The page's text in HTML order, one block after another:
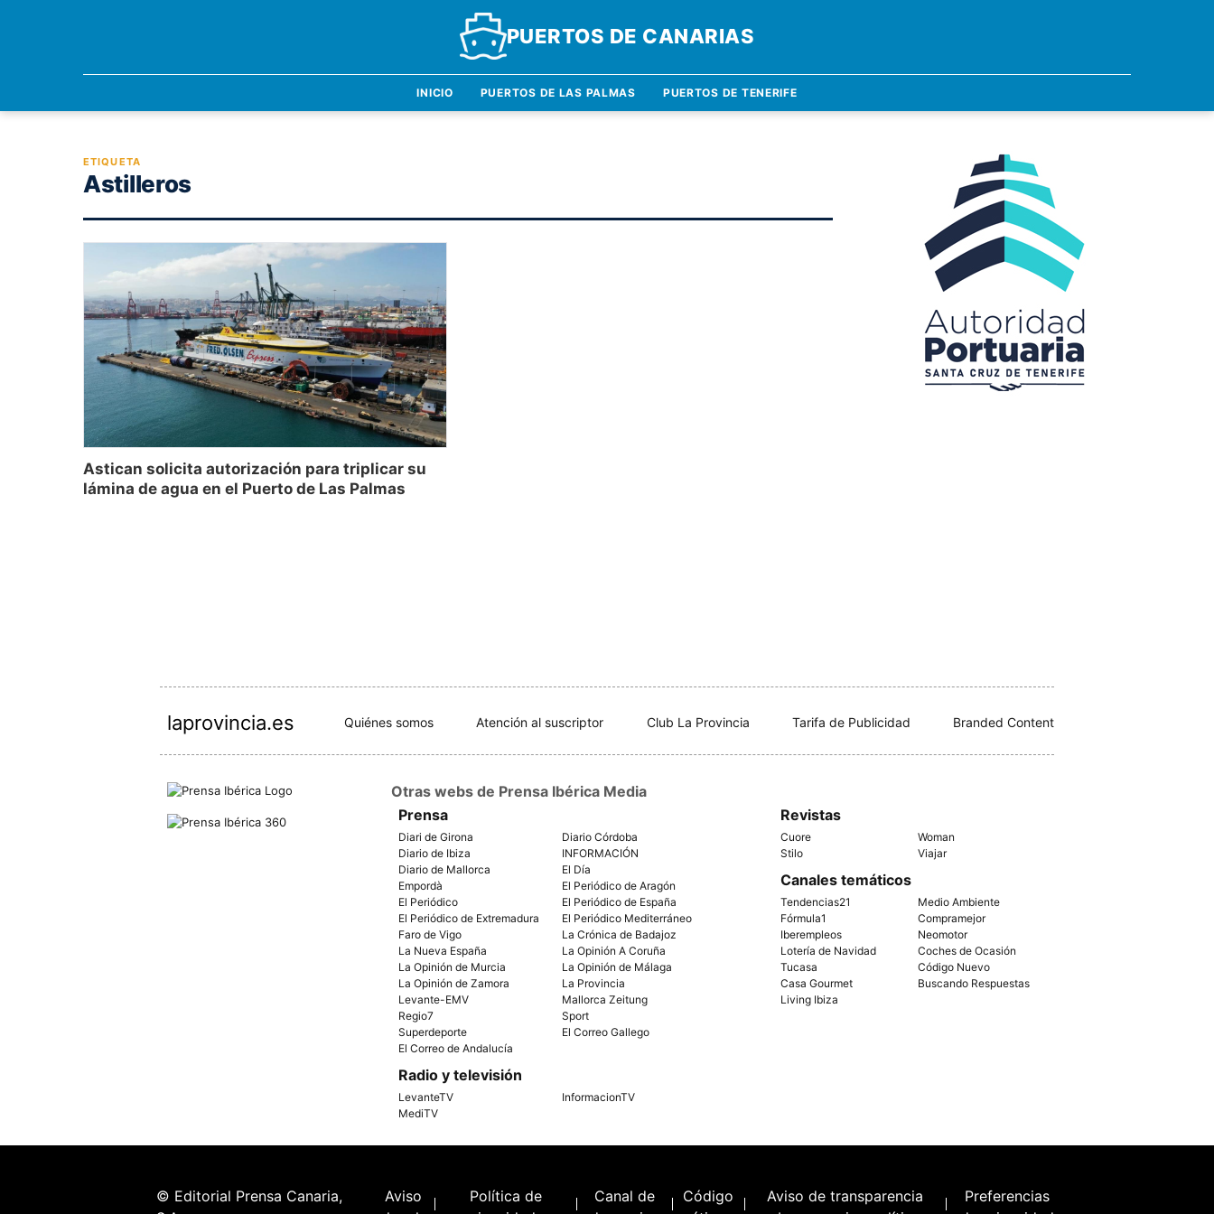
PUERTOS DE CANARIAS
INICIO PUERTOS DE LAS PALMAS PUERTOS DE TENERIFE
ETIQUETA
Astilleros
Astican solicita autorización para triplicar su
lámina de agua en el Puerto de Las Palmas
laprovincia.es Quiénes somos Atención al suscriptor Club La Provincia Tarifa de Publicidad Branded Content
Otras webs de Prensa Ibérica Media
Prensa
Diari de Girona
Diario Córdoba
Diario de Ibiza
INFORMACIÓN
Diario de Mallorca
El Día
Empordà
El Periódico de Aragón
El Periódico
El Periódico de España
El Periódico de Extremadura
El Periódico Mediterráneo
Faro de Vigo
La Crónica de Badajoz
La Nueva España
La Opinión A Coruña
La Opinión de Murcia
La Opinión de Málaga
La Opinión de Zamora
La Provincia
Levante-EMV
Mallorca Zeitung
Regio7
Sport
Superdeporte
El Correo Gallego
El Correo de Andalucía
Radio y televisión
LevanteTV
InformacionTV
MediTV
Revistas
Cuore
Woman
Stilo
Viajar
Canales temáticos
Tendencias21
Medio Ambiente
Fórmula1
Compramejor
Iberempleos
Neomotor
Lotería de Navidad
Coches de Ocasión
Tucasa
Código Nuevo
Casa Gourmet
Buscando Respuestas
Living Ibiza
© Editorial Prensa Canaria,
Aviso
Política de
Canal de
Código
Aviso de transparencia
Preferencias